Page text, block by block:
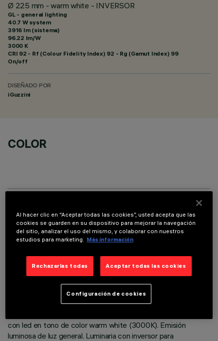
Ø 225 mm - warm white - INVERSOR
GL - general lighting
40.7 W system
3916 lm (sistema)
96.22 lm/W
3000 K
CRI 92 - Rf (Colour Fidelity Index) 92 - Rg (Gamut Index) 99
On/off
DISEÑADO POR
iGuzzini
COLOR
DATOS TÉCNICOS
ÚLTIMA ACTUALIZACIÓN: 05/08/2026
Luminaria circular fija para usar con lámpara LED de
tecnología C.o.B. Versión con marco para instalación en
apoyo. Reflector metalizado con vapores de aluminio al vacío
con capa de protección antirrayado. Disipador de aluminio
con led en tono de color warm white (3000K). Emisión
luminosa de luz general. Luminaria con inversor para
Al hacer clic en “Aceptar todas las cookies”, usted acepta que las
cookies se guarden en su dispositivo para mejorar la navegación
del sitio, analizar el uso del mismo, y colaborar con nuestros
estudios para marketing. Más información
Rechazarlas todas Aceptar todas las cookies
Configuración de cookies